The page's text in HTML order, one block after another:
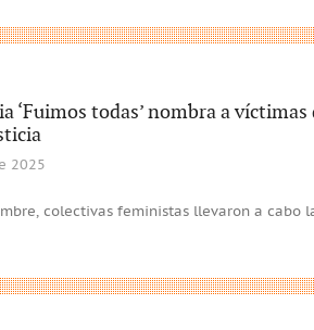
‘Fuimos todas’ nombra a
2025
colectivas feministas llevaron a cabo